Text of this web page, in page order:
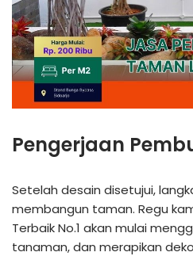
Pengerjaan
Setelah desain disetujui,
membangun taman. Regu
Terbaik No.1 akan mulai
tanaman, dan merapikan